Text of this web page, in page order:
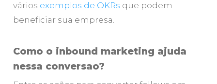
vários exemplos de OKRs que podem
beneficiar sua empresa.
Como o inbound marketing ajuda
nessa conversao?